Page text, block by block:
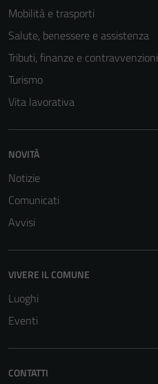
Mobilità e trasporti
Salute, benessere e assistenza
Tributi, finanze e contravvenzioni
Turismo
Vita lavorativa
NOVITÀ
Notizie
Comunicati
Avvisi
VIVERE IL COMUNE
Luoghi
Eventi
CONTATTI